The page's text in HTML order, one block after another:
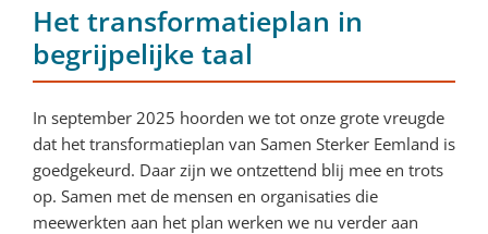
Het transformatieplan in
begrijpelijke taal
In september 2025 hoorden we tot onze grote vreugde
dat het transformatieplan van Samen Sterker Eemland is
goedgekeurd. Daar zijn we ontzettend blij mee en trots
op. Samen met de mensen en organisaties die
meewerkten aan het plan werken we nu verder aan